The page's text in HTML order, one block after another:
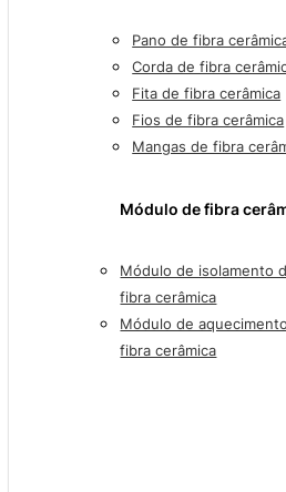
Pano de fibra
Corda de fibra
Fita de fibra cerâmica
Fios de fibra cerâmica
Mangas de fibra
Módulo de fibra
Módulo de isolamento
fibra cerâmica
Módulo de
fibra cerâmica